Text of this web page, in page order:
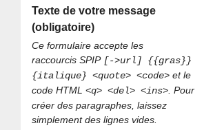
Texte de votre message
(obligatoire)
Ce formulaire accepte les
raccourcis SPIP [->url] {{gras}}
{italique} <quote> <code> et le
code HTML<q> <del> <ins>. Pour
créer des paragraphes, laissez
simplement des lignes vides.